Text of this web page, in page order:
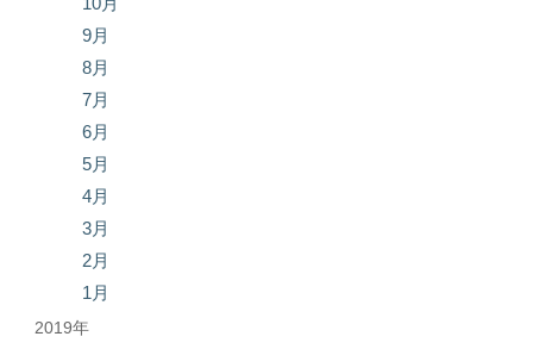
9月
8月
7月
6月
5月
4月
3月
2月
1月
2019年